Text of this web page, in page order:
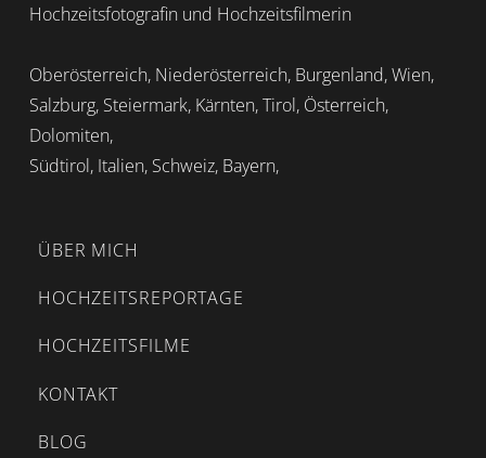
Hochzeitsfotografin und Hochzeitsfilmerin
Oberösterreich, Niederösterreich, Burgenland, Wien,
Salzburg, Steiermark, Kärnten, Tirol, Österreich,
Dolomiten,
Südtirol, Italien, Schweiz, Bayern,
ÜBER MICH
HOCHZEITSREPORTAGE
HOCHZEITSFILME
KONTAKT
BLOG